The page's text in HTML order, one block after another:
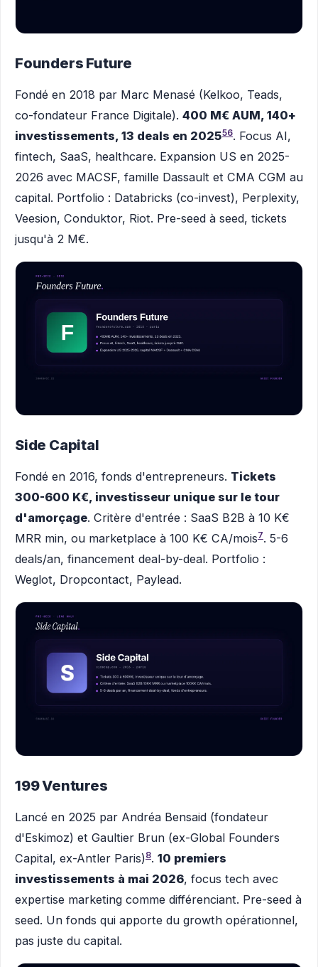
Founders Future
Fondé en 2018 par Marc Menasé (Kelkoo, Teads,
co-fondateur France Digitale). 400 M€ AUM, 140+
investissements, 13 deals en 202556. Focus AI,
fintech, SaaS, healthcare. Expansion US en 2025-
2026 avec MACSF, famille Dassault et CMA CGM au
capital. Portfolio : Databricks (co-invest), Perplexity,
Veesion, Conduktor, Riot. Pre-seed à seed, tickets
jusqu'à 2 M€.
Side Capital
Fondé en 2016, fonds d'entrepreneurs. Tickets
300-600 K€, investisseur unique sur le tour
d'amorçage. Critère d'entrée : SaaS B2B à 10 K€
MRR min, ou marketplace à 100 K€ CA/mois7. 5-6
deals/an, financement deal-by-deal. Portfolio :
Weglot, Dropcontact, Paylead.
199 Ventures
Lancé en 2025 par Andréa Bensaid (fondateur
d'Eskimoz) et Gaultier Brun (ex-Global Founders
Capital, ex-Antler Paris)8. 10 premiers
investissements à mai 2026, focus tech avec
expertise marketing comme différenciant. Pre-seed à
seed. Un fonds qui apporte du growth opérationnel,
pas juste du capital.